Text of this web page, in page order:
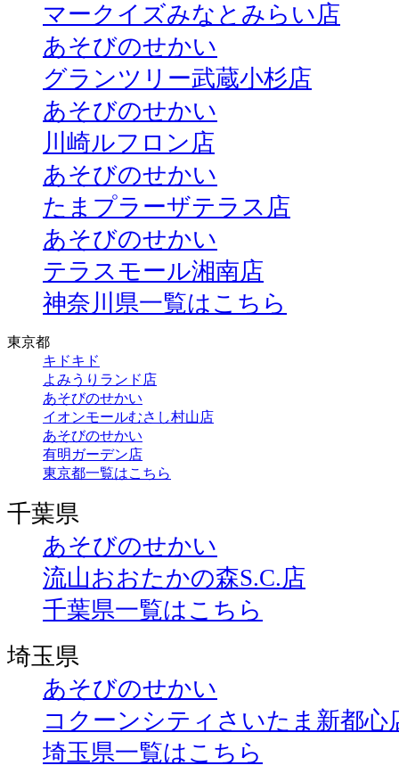
マークイズみなとみらい店
あそびのせかい
グランツリー武蔵小杉店
あそびのせかい
川崎ルフロン店
あそびのせかい
たまプラーザテラス店
あそびのせかい
テラスモール湘南店
神奈川県一覧はこちら
東京都
キドキド
よみうりランド店
あそびのせかい
イオンモールむさし村山店
あそびのせかい
有明ガーデン店
東京都一覧はこちら
千葉県
あそびのせかい
流山おおたかの森S.C.店
千葉県一覧はこちら
埼玉県
あそびのせかい
コクーンシティさいたま新都心
埼玉県一覧はこちら